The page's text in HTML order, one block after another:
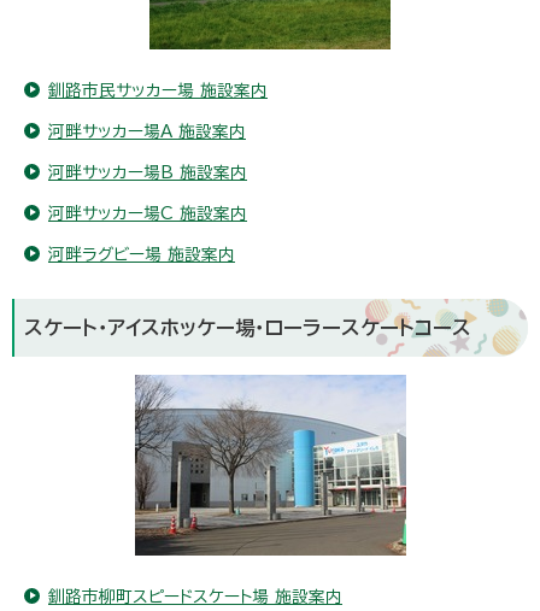
釧路市民サッカー場 施設案内
河畔サッカー場A 施設案内
河畔サッカー場B 施設案内
河畔サッカー場C 施設案内
河畔ラグビー場 施設案内
スケート・アイスホッケー場・ローラースケートコース
釧路市柳町スピードスケート場 施設案内